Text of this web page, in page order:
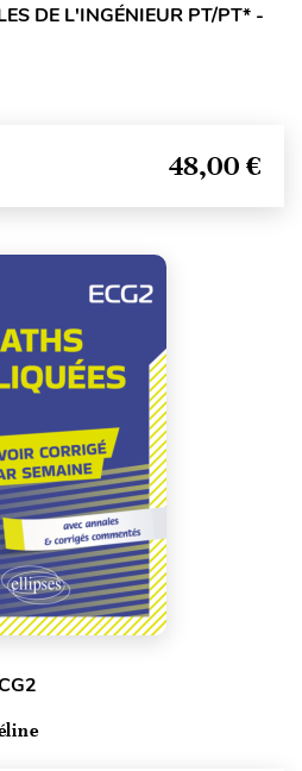
DE L'INGÉNIEUR PT/PT* -
48,00 €